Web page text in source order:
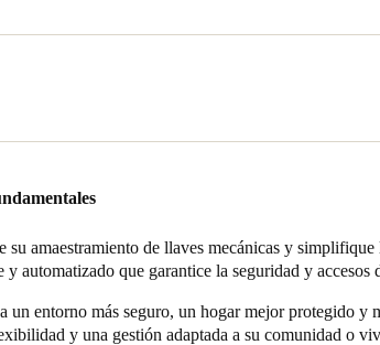
de las llaves mecánicas, todavía era un gran
investigación y el desarrollo.
Salto ha demostrado continuamente su
de accesos", dijo Mahmoud. "Teníamos un gran
su amaestramiento de llaves mecánicas y
y automatizado que garantice la seguridad y accesos
un entorno más seguro, un hogar mejor protegido y
y una gestión adaptada a su comunidad o